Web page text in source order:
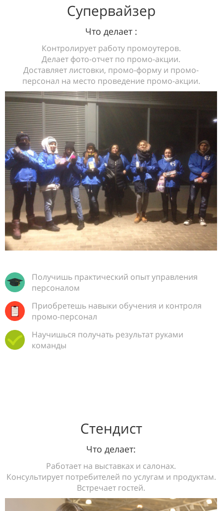
Супервайзер
Что делает :
Контролирует работу промоутеров.
Делает фото-отчет по промо-акции.
Доставляет листовки, промо-форму и промо-
персонал на место проведение промо-акции.
Получишь практический опыт управления
персоналом
Приобретешь навыки обучения и контроля
промо-персонал
Научишься получать результат руками
команды
Стендист
Что делает:
Работает на выставках и салонах.
Консультирует потребителей по услугам и продуктам.
Встречает гостей.